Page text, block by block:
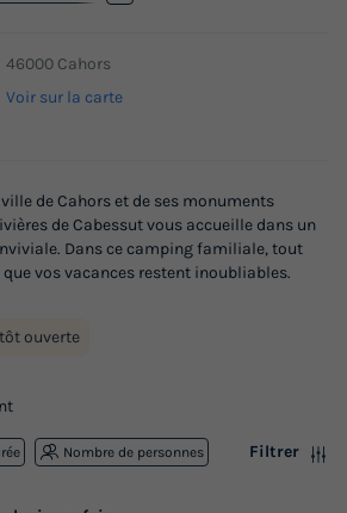
46000 Cahors
Voir sur la carte
de Cahors et de ses monuments
de Cabessut vous accueille dans un
Dans ce camping familiale, tout
vos vacances restent inoubliables.
ouverte
Nombre de personnes Filtrer